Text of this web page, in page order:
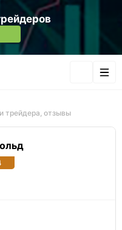
трейдера, отзывы